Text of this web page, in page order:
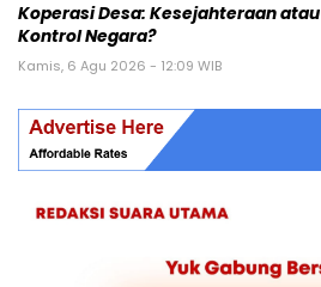
Koperasi Desa: Kesejahteraan atau
Kontrol Negara?
Kamis, 6 Agu 2026 - 12:09 WIB